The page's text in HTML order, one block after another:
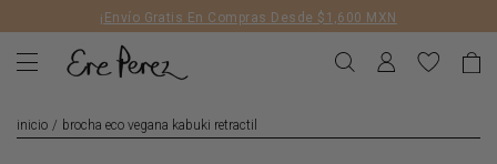
Liquid error (layout/theme line 172): Could not find asset
snippets/geolizr-api.liquid
¡Envío Gratis En Compras Desde $1,600 MXN
inicio / brocha eco vegana kabuki retractil